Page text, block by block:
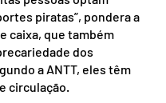
piratas”, pondera a
caixa, que também
dos
a ANTT, eles têm
circulação.